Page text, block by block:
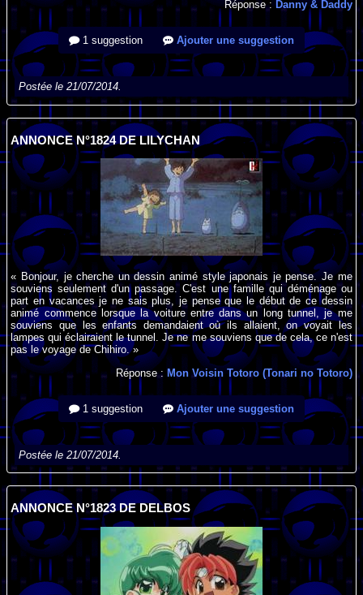
Réponse :Danny & Daddy
1 suggestion Ajouter une suggestion
Postée le 21/07/2014.
ANNONCE N°1824 DE LILYCHAN
« Bonjour, je cherche un dessin animé style japonais je pense. Je me
souviens seulement d'un passage. C'est une famille qui déménage ou
part en vacances je ne sais plus, je pense que le début de ce dessin
animé commence lorsque la voiture entre dans un long tunnel, je me
souviens que les enfants demandaient où ils allaient, on voyait les
lampes qui éclairaient le tunnel. Je ne me souviens que de cela, ce n'est
pas le voyage de Chihiro. »
Réponse : Mon Voisin Totoro (Tonari no Totoro)
1 suggestion Ajouter une suggestion
Postée le 21/07/2014.
ANNONCE N°1823 DE DELBOS